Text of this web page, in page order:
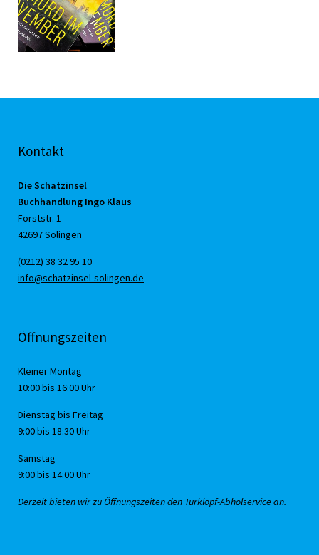
Kontakt
Die Schatzinsel
Buchhandlung Ingo Klaus
Forststr. 1
42697 Solingen
(0212) 38 32 95 10
info@schatzinsel-solingen.de
Öffnungszeiten
Kleiner Montag
10:00 bis 16:00 Uhr
Dienstag bis Freitag
9:00 bis 18:30 Uhr
Samstag
9:00 bis 14:00 Uhr
Derzeit bieten wir zu Öffnungszeiten den Türklopf-Abholservice an.